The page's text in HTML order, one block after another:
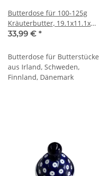
Butterdose für 100-125g
Kräuterbutter, 19.1x11.1x
8.6 cm, Dekor 42
33,99 € *
Butterdose für Butterstücke
aus Irland, Schweden,
Finnland, Dänemark